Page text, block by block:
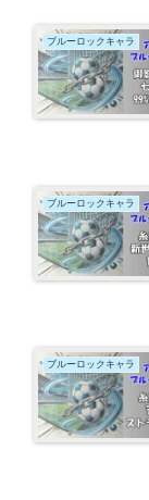
ブルーロックキャラ
ブルーロックキャラ
ブルーロックキャラ